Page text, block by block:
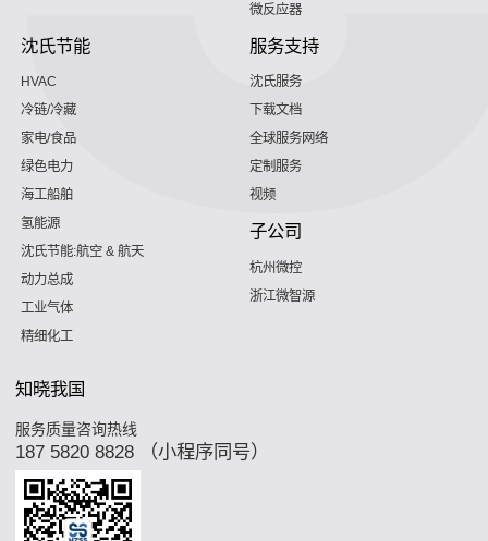
微反应器
沈氏节能
HVAC
冷链/冷藏
家电/食品
绿色电力
海工船舶
氢能源
沈氏节能:航空 & 航天
动力总成
工业气体
精细化工
服务支持
沈氏服务
下载文档
全球服务网络
定制服务
视频
子公司
杭州微控
浙江微智源
知晓我国
服务质量咨询热线
187 5820 8828 （小程序同号）